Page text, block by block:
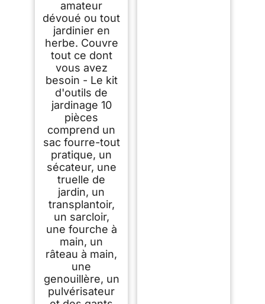
amateur
dévoué ou tout
jardinier en
herbe. Couvre
tout ce dont
vous avez
besoin - Le kit
d'outils de
jardinage 10
pièces
comprend un
sac fourre-tout
pratique, un
sécateur, une
truelle de
jardin, un
transplantoir,
un sarcloir,
une fourche à
main, un
râteau à main,
une
genouillère, un
pulvérisateur